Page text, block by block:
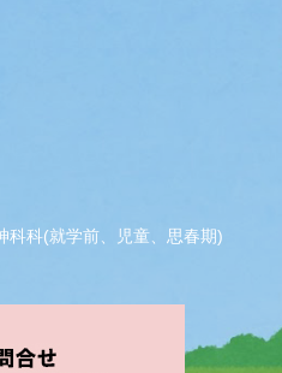
科科(就学前、児童、思春期)